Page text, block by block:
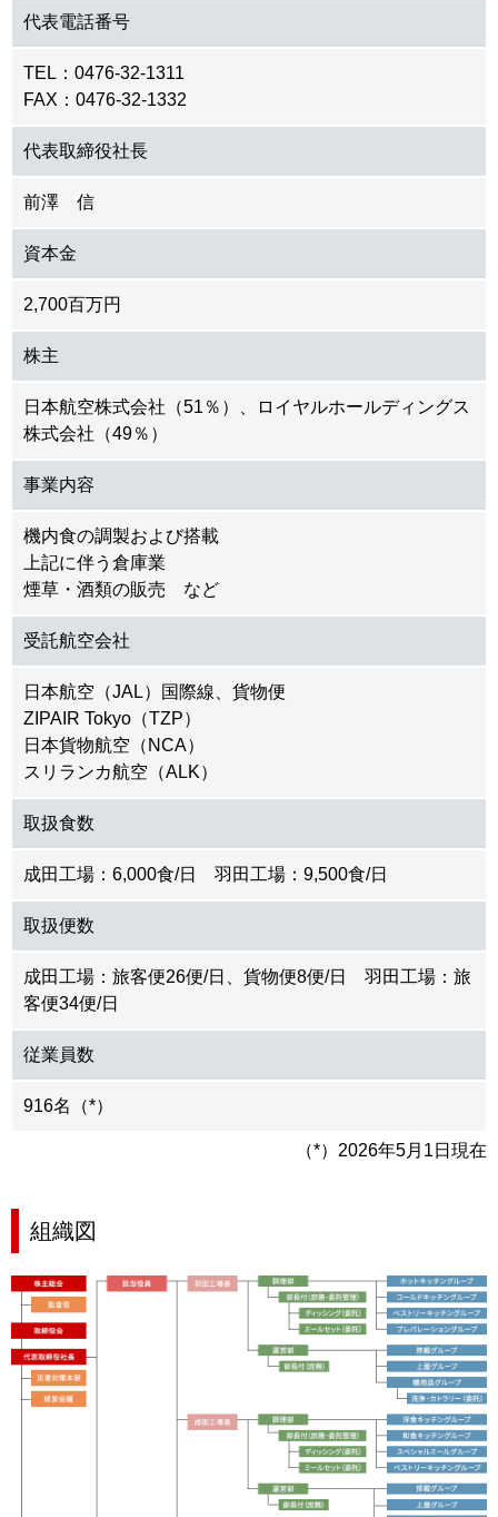
代表電話番号
TEL：0476-32-1311
FAX：0476-32-1332
代表取締役社長
前澤 信
資本金
2,700百万円
株主
日本航空株式会社（51％）、ロイヤルホールディングス
株式会社（49％）
事業内容
機内食の調製および搭載
上記に伴う倉庫業
煙草・酒類の販売 など
受託航空会社
日本航空（JAL）国際線、貨物便
ZIPAIR Tokyo（TZP）
日本貨物航空（NCA）
スリランカ航空（ALK）
取扱食数
成田工場：6,000食/日 羽田工場：9,500食/日
取扱便数
成田工場：旅客便26便/日、貨物便8便/日 羽田工場：旅
客便34便/日
従業員数
916名（*）
（*）2026年5月1日現在
組織図